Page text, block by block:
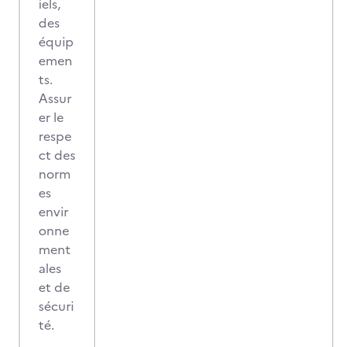
iels,
des
équip
emen
ts.
Assur
er le
respe
ct des
norm
es
envir
onne
ment
ales
et de
sécuri
té.